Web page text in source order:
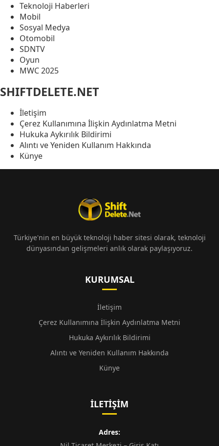
Teknoloji Haberleri
Mobil
Sosyal Medya
Otomobil
SDNTV
Oyun
MWC 2025
SHIFTDELETE.NET
İletişim
Çerez Kullanımına İlişkin Aydınlatma Metni
Hukuka Aykırılık Bildirimi
Alıntı ve Yeniden Kullanım Hakkında
Künye
Türkiye'nin en büyük teknoloji haber sitesi olarak, teknoloji
dünyasından gelişmeleri anlık olarak paylaşıyoruz.
KURUMSAL
İletişim
Çerez Kullanımına İlişkin Aydınlatma Metni
Hukuka Aykırılık Bildirimi
Alıntı ve Yeniden Kullanım Hakkında
Künye
İLETIŞIM
Adres: